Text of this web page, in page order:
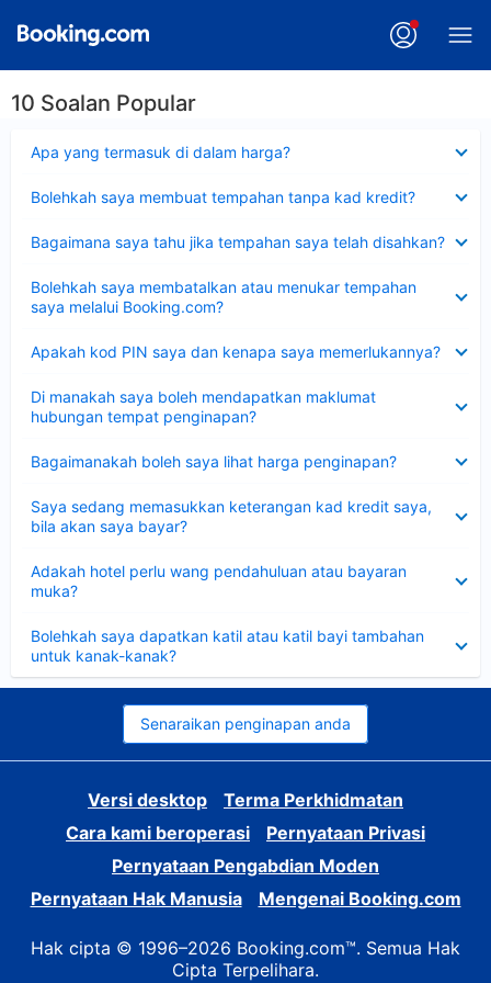
10 Soalan Popular
Apa yang termasuk di dalam harga?
Bolehkah saya membuat tempahan tanpa kad kredit?
Bagaimana saya tahu jika tempahan saya telah disahkan?
Bolehkah saya membatalkan atau menukar tempahan
saya melalui Booking.com?
Apakah kod PIN saya dan kenapa saya memerlukannya?
Di manakah saya boleh mendapatkan maklumat
hubungan tempat penginapan?
Bagaimanakah boleh saya lihat harga penginapan?
Saya sedang memasukkan keterangan kad kredit saya,
bila akan saya bayar?
Adakah hotel perlu wang pendahuluan atau bayaran
muka?
Bolehkah saya dapatkan katil atau katil bayi tambahan
untuk kanak-kanak?
Senaraikan penginapan anda
Versi desktop
Terma Perkhidmatan
Cara kami beroperasi
Pernyataan Privasi
Pernyataan Pengabdian Moden
Pernyataan Hak Manusia
Mengenai Booking.com
Hak cipta © 1996–2026 Booking.com™. Semua Hak
Cipta Terpelihara.